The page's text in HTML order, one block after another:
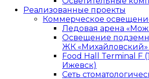
Реализованные проекты
Коммерческое
Ледовая арена
Освещение
ЖК «Михайловский»
Food Hall Terminal F
Ижевск)
Сеть